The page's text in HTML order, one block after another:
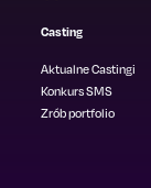
Casting
Aktualne Castingi
Konkurs SMS
Zrób portfolio